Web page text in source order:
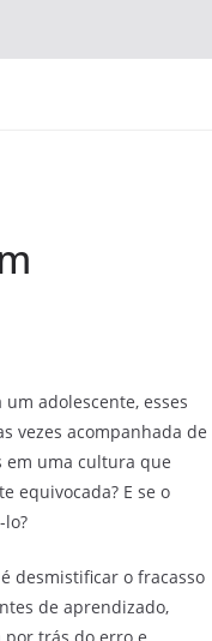
adolescente, esses
vezes acompanhada de
em uma cultura que
equivocada? E se o
desmistificar o fracasso
de aprendizado,